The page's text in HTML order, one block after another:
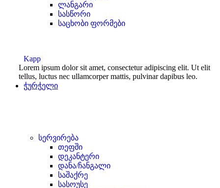
ლანგარი
სასწორი
საცხობი ფორმები
Kapp
Lorem ipsum dolor sit amet, consectetur adipiscing elit. Ut elit
tellus, luctus nec ullamcorper mattis, pulvinar dapibus leo.
ჭურჭელი
სერვირება
თეფში
დეკანტერი
დანა/ჩანგალი
საშაქრე
სასოუსე